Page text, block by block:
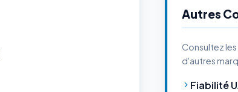
Autres
Consultez
d'autres
Fiabilité